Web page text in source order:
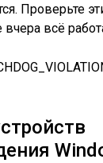
Проверьте
всё